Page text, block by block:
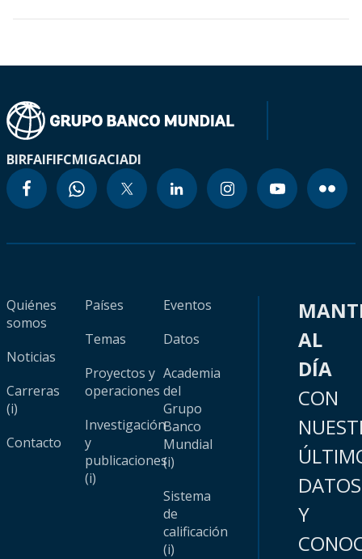
BIRFAIFIFCMIGACIADI
Quiénes
somos
Noticias
Carreras
(i)
Contacto
Países
Temas
Proyectos y
operaciones
Investigación
y
publicaciones
(i)
Eventos
Datos
Academia
del
Grupo
Banco
Mundial
(i)
Sistema
de
calificación
(i)
AL
DÍA
CON
DATOS
Y